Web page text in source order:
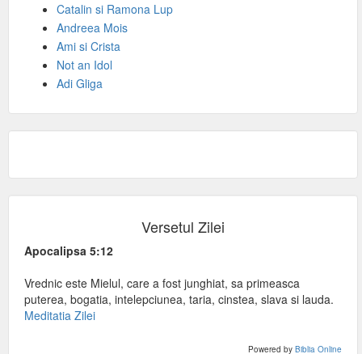
Catalin si Ramona Lup
Andreea Mois
Ami si Crista
Not an Idol
Adi Gliga
Versetul Zilei
Apocalipsa 5:12
Vrednic este Mielul, care a fost junghiat, sa primeasca
puterea, bogatia, intelepciunea, taria, cinstea, slava si lauda.
Meditatia Zilei
Powered by Biblia Online